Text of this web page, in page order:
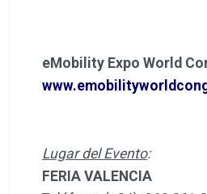
eMobility Expo World
Lugar del Evento:
FERIA VALENCIA